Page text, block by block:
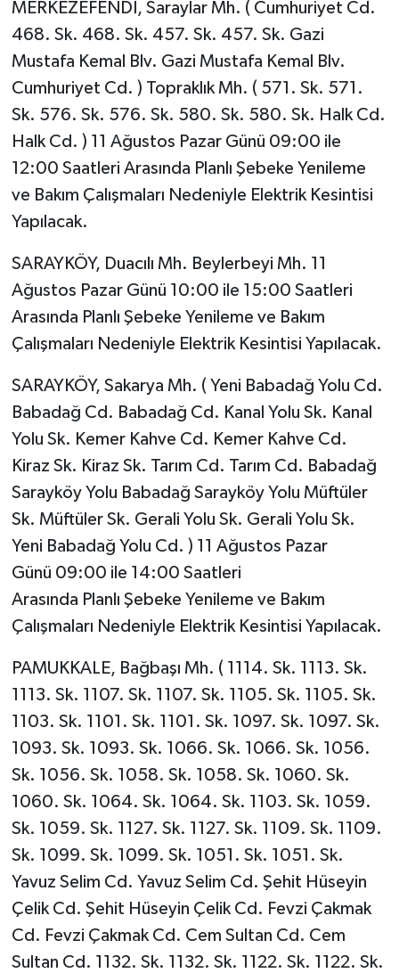
MERKEZEFENDİ, Saraylar Mh. ( Cumhuriyet Cd.
468. Sk. 468. Sk. 457. Sk. 457. Sk. Gazi
Mustafa Kemal Blv. Gazi Mustafa Kemal Blv.
Cumhuriyet Cd. ) Topraklık Mh. ( 571. Sk. 571.
Sk. 576. Sk. 576. Sk. 580. Sk. 580. Sk. Halk Cd.
Halk Cd. ) 11 Ağustos Pazar Günü 09:00 ile
12:00 Saatleri Arasında Planlı Şebeke Yenileme
ve Bakım Çalışmaları Nedeniyle Elektrik Kesintisi
Yapılacak.
SARAYKÖY, Duacılı Mh. Beylerbeyi Mh. 11
Ağustos Pazar Günü 10:00 ile 15:00 Saatleri
Arasında Planlı Şebeke Yenileme ve Bakım
Çalışmaları Nedeniyle Elektrik Kesintisi Yapılacak.
SARAYKÖY, Sakarya Mh. ( Yeni Babadağ Yolu Cd.
Babadağ Cd. Babadağ Cd. Kanal Yolu Sk. Kanal
Yolu Sk. Kemer Kahve Cd. Kemer Kahve Cd.
Kiraz Sk. Kiraz Sk. Tarım Cd. Tarım Cd. Babadağ
Sarayköy Yolu Babadağ Sarayköy Yolu Müftüler
Sk. Müftüler Sk. Gerali Yolu Sk. Gerali Yolu Sk.
Yeni Babadağ Yolu Cd. ) 11 Ağustos Pazar
Günü 09:00 ile 14:00 Saatleri
Arasında Planlı Şebeke Yenileme ve Bakım
Çalışmaları Nedeniyle Elektrik Kesintisi Yapılacak.
PAMUKKALE, Bağbaşı Mh. ( 1114. Sk. 1113. Sk.
1113. Sk. 1107. Sk. 1107. Sk. 1105. Sk. 1105. Sk.
1103. Sk. 1101. Sk. 1101. Sk. 1097. Sk. 1097. Sk.
1093. Sk. 1093. Sk. 1066. Sk. 1066. Sk. 1056.
Sk. 1056. Sk. 1058. Sk. 1058. Sk. 1060. Sk.
1060. Sk. 1064. Sk. 1064. Sk. 1103. Sk. 1059.
Sk. 1059. Sk. 1127. Sk. 1127. Sk. 1109. Sk. 1109.
Sk. 1099. Sk. 1099. Sk. 1051. Sk. 1051. Sk.
Yavuz Selim Cd. Yavuz Selim Cd. Şehit Hüseyin
Çelik Cd. Şehit Hüseyin Çelik Cd. Fevzi Çakmak
Cd. Fevzi Çakmak Cd. Cem Sultan Cd. Cem
Sultan Cd. 1132. Sk. 1132. Sk. 1122. Sk. 1122. Sk.